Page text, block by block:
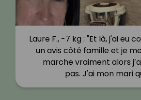
Laure F., -7 kg : "Et là, j'ai eu
un avis côté famille et je
marche vraiment alors
pas. J'ai mon mari